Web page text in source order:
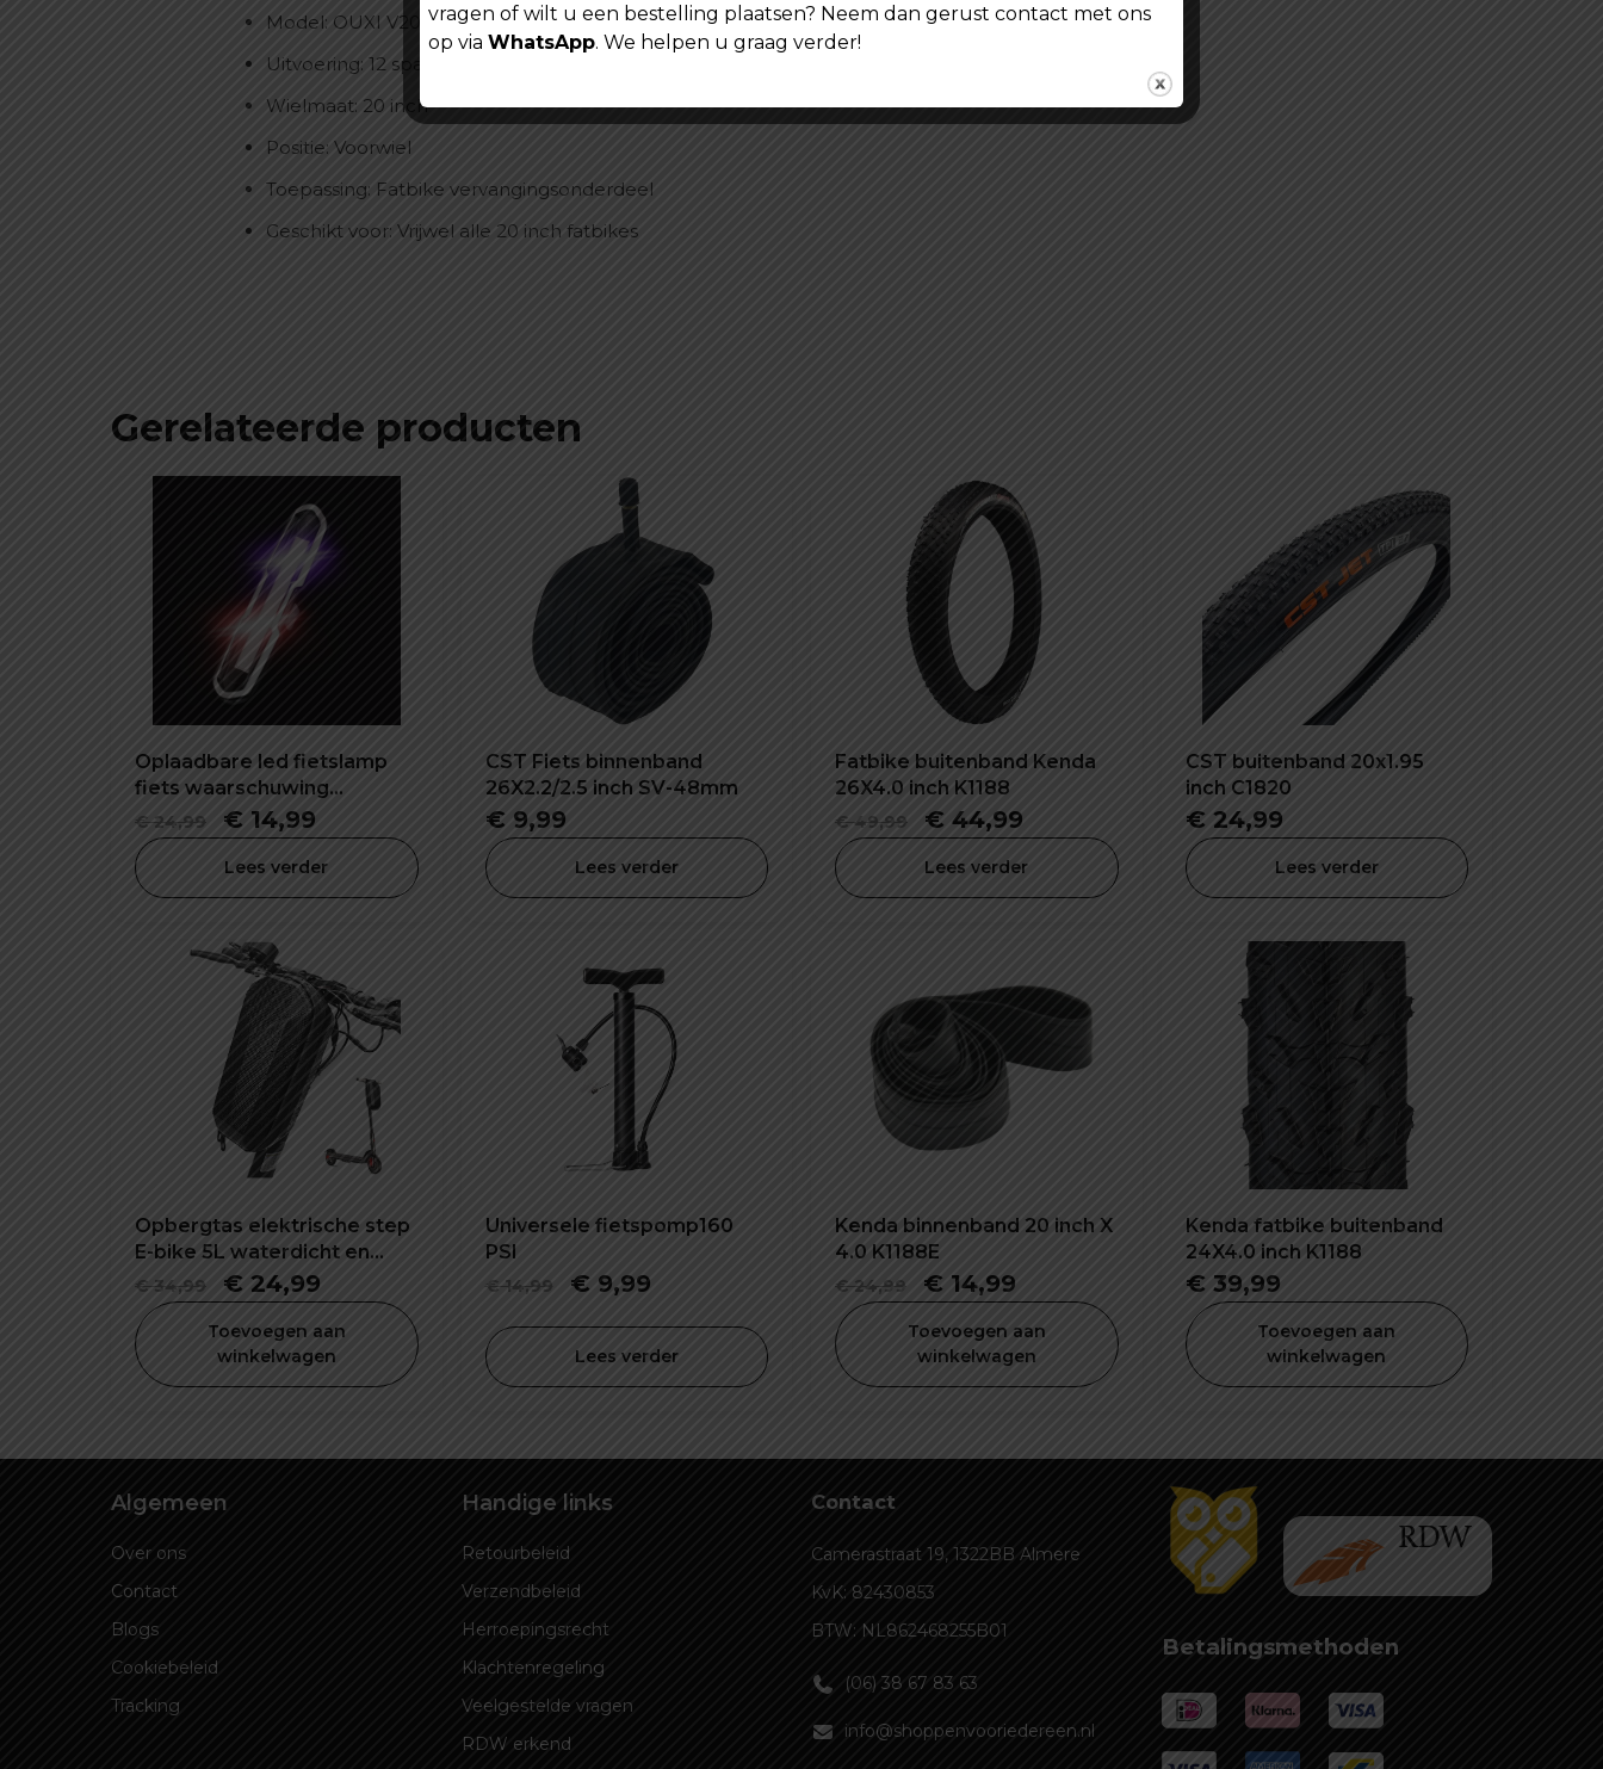
Model: OUXI V20
Uitvoering: 12 spaaks
Wielmaat: 20 inch
Positie: Voorwiel
Toepassing: Fatbike vervangingsonderdeel
Geschikt voor: Vrijwel alle 20 inch fatbikes
Gerelateerde producten
Oplaadbare led fietslamp
fiets waarschuwing
veiligheid lamp
€24,99
Oorspronkelijke
€ 14,99
Lees verder
CST Fiets binnenband
26X2.2/2.5 inch SV-48mm
€ 9,99
Lees verder
Fatbike buitenband Kenda
26X4.0 inch K1188
€49,99
Oorspronkelijke
€ 44,99
Lees verder
CST buitenband 20x1.95
inch C1820
€24,99
Lees verder
Opbergtas elektrische step
E-bike 5L waterdicht en
schokbestendig
€34,99
Oorspronkelijke
was:
€ 34,99.
€ 24,99
is:
€ 24,99.
Toevoegen aan
winkelwagen
Universele fietspomp160
PSI
€14,99
Oorspronkelijke
was:
€ 14,99.
€ 9,99Huidige
is:
€ 9,99.
Lees verder
Kenda binnenband 20 inch X
4.0 K1188E
€24,99
Oorspronkelijke
was:
€ 24,99.
€ 14,99
is:
€ 14,99.
Toevoegen aan
winkelwagen
Kenda fatbike buitenband
24X4.0 inch K1188
€39,99
Toevoegen aan
winkelwagen
Algemeen
Over ons
Contact
Blogs
Cookiebeleid
Tracking
Handige links
Retourbeleid
Verzendbeleid
Herroepingsrecht
Klachtenregeling
Veelgestelde vragen
RDW erkend
Contact
Camerastraat 19, 1322BB Almere
KvK: 82430853
BTW: NL862468255B01
(06) 38 67 83 63
info@shoppenvooriedereen.nl
Betalingsmethoden
vragen of wilt u een bestelling plaatsen? Neem dan gerust contact met ons
op via WhatsApp. We helpen u graag verder!